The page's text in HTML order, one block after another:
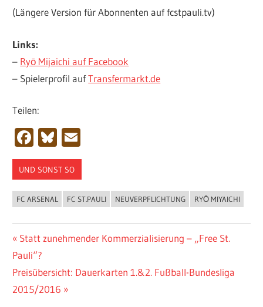
(Längere Version für Abonnenten auf fcstpauli.tv)
Links:
– Ryō Mijaichi auf Facebook
– Spielerprofil aufTransfermarkt.de
Teilen:
Facebook
Bluesky
UND SONST SO
FC ARSENAL FC ST.PAULI NEUVERPFLICHTUNG RYŌ MIYAICHI
Beitragsnavigation
Vorheriger
Beitrag:
Statt zunehmender Kommerzialisierung – „Free St.
Pauli“?
Nächster
Beitrag:
Preisübersicht: Dauerkarten 1.&2. Fußball-Bundesliga
2015/2016